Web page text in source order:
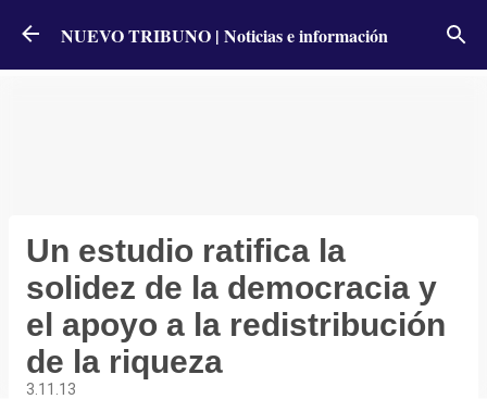
Ir al contenido principal
NUEVO TRIBUNO | Noticias e información
Un estudio ratifica la
solidez de la democracia y
el apoyo a la redistribución
de la riqueza
3.11.13